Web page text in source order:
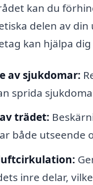
kan du
delen av
kan hjälpa dig
av sjukdomar:
sprida
trädet:
både utseende
inre delar,